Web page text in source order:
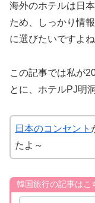
海外のホテルは日
ため、しっかり情
に選びたいですよね
この記事では私が
とに、ホテルPJ明
日本のコンセント
たよ～
韓国旅行の記事はこ